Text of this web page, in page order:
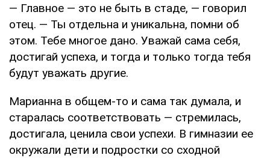
— Главное — это не быть в стаде, — говорил
отец. — Ты отдельна и уникальна, помни об
этом. Тебе многое дано. Уважай сама себя,
достигай успеха, и тогда и только тогда тебя
будут уважать другие.
Марианна в общем-то и сама так думала, и
старалась соответствовать — стремилась,
достигала, ценила свои успехи. В гимназии ее
окружали дети и подростки со сходной